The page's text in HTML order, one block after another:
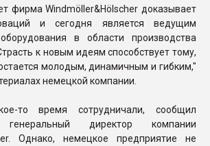
фирма Windmöller&Hölscher доказывает
и сегодня является ведущим
в области производства
к новым идеям способствует тому,
молодым, динамичным и гибким,"
немецкой компании.
то время сотрудничали, сообщил
директор компании
Однако, немецкое предприятие не